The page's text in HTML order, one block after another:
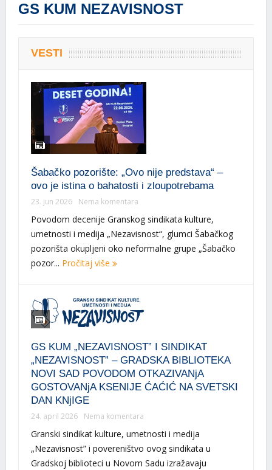
GS KUM NEZAVISNOST
VESTI
Šabačko pozorište: „Ovo nije predstava“ –
ovo je istina o bahatosti i zloupotrebama
23. jun 2026 Nema komentara
Povodom decenije Granskog sindikata kulture,
umetnosti i medija „Nezavisnost“, glumci Šabačkog
pozorišta okupljeni oko neformalne grupe „Šabačko
pozor... Pročitaj više
GS KUM „NEZAVISNOST” I SINDIKAT
„NEZAVISNOST” – GRADSKA BIBLIOTEKA
NOVI SAD POVODOM OTKAZIVANjA
GOSTOVANjA KSENIJE ĆAĆIĆ NA SVETSKI
DAN KNjIGE
24. april 2026 Nema komentara
Granski sindikat kulture, umetnosti i medija
„Nezavisnost” i povereništvo ovog sindikata u
Gradskoj biblioteci u Novom Sadu izražavaju